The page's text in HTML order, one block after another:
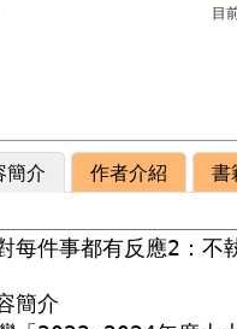
目
簡介 作者介紹 書